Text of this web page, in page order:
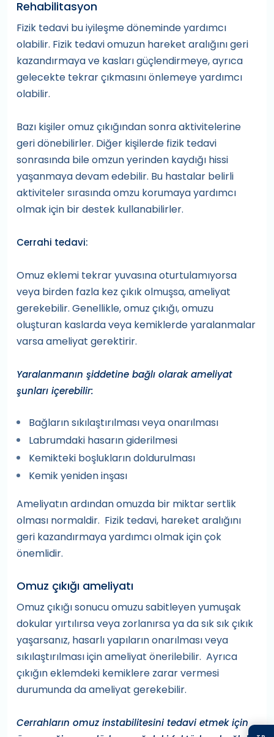
Rehabilitasyon
Fizik tedavi bu iyileşme döneminde yardımcı
olabilir. Fizik tedavi omuzun hareket aralığını geri
kazandırmaya ve kasları güçlendirmeye, ayrıca
gelecekte tekrar çıkmasını önlemeye yardımcı
olabilir.
Bazı kişiler omuz çıkığından sonra aktivitelerine
geri dönebilirler. Diğer kişilerde fizik tedavi
sonrasında bile omzun yerinden kaydığı hissi
yaşanmaya devam edebilir. Bu hastalar belirli
aktiviteler sırasında omzu korumaya yardımcı
olmak için bir destek kullanabilirler.
Cerrahi tedavi:
Omuz eklemi tekrar yuvasına oturtulamıyorsa
veya birden fazla kez çıkık olmuşsa, ameliyat
gerekebilir. Genellikle, omuz çıkığı, omuzu
oluşturan kaslarda veya kemiklerde yaralanmalar
varsa ameliyat gerektirir.
Yaralanmanın şiddetine bağlı olarak ameliyat
şunları içerebilir:
Bağların sıkılaştırılması veya onarılması
Labrumdaki hasarın giderilmesi
Kemikteki boşlukların doldurulması
Kemik yeniden inşası
Ameliyatın ardından omuzda bir miktar sertlik
olması normaldir. Fizik tedavi, hareket aralığını
geri kazandırmaya yardımcı olmak için çok
önemlidir.
Omuz çıkığı ameliyatı
Omuz çıkığı sonucu omuzu sabitleyen yumuşak
dokular yırtılırsa veya zorlanırsa ya da sık sık çıkık
yaşarsanız, hasarlı yapıların onarılması veya
sıkılaştırılması için ameliyat önerilebilir. Ayrıca
çıkığın eklemdeki kemiklere zarar vermesi
durumunda da ameliyat gerekebilir.
Cerrahların omuz instabilitesini tedavi etmek için